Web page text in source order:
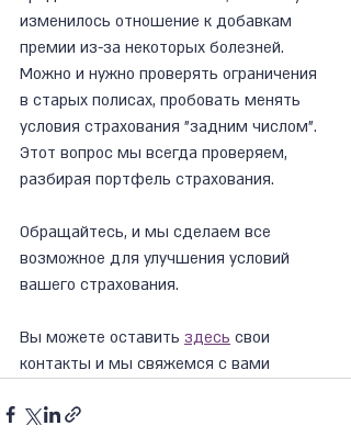
изменилось отношение к добавкам
премии из-за некоторых болезней.
Можно и нужно проверять ограничения
в старых полисах, пробовать менять
условия страхования "задним числом".
Этот вопрос мы всегда проверяем,
разбирая портфель страхования.
Обращайтесь, и мы сделаем все
возможное для улучшения условий
вашего страхования.
Вы можете оставить здесь свои
контакты и мы свяжемся с вами